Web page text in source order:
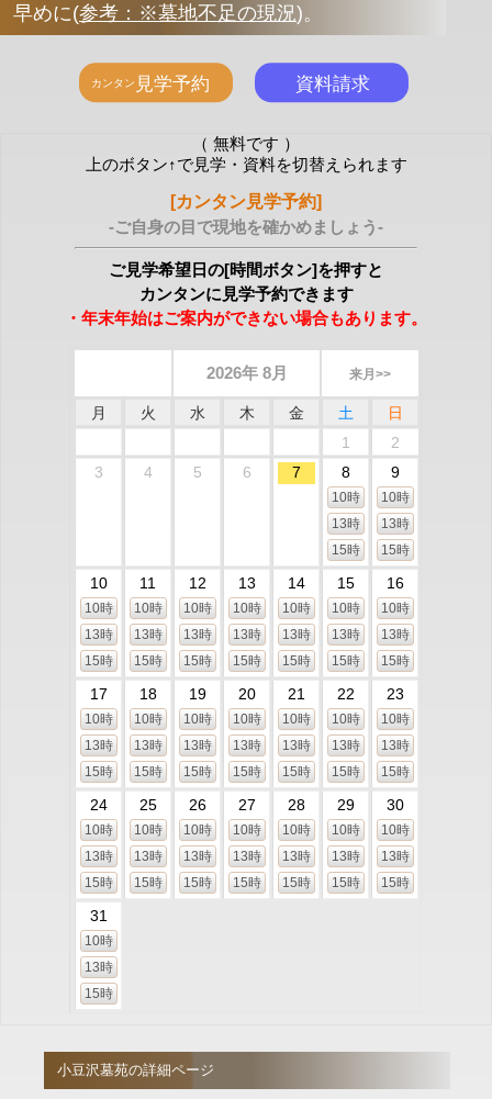
早めに(参考：※墓地不足の現況)。
（ 無料です ）
上のボタン↑で見学・資料を切替えられます
[カンタン見学予約]
-ご自身の目で現地を確かめましょう-
ご見学希望日の[時間ボタン]を押すと
カンタンに見学予約できます
・年末年始はご案内ができない場合もあります。
2026年 8月 来月>>
月 火 水 木 金 土
日
1
2
3
4 5 6 7 8
10時
13時
15時
9
10時
13時
15時
10
10時
13時
15時
11
10時
13時
15時
12
10時
13時
15時
13
10時
13時
15時
14
10時
13時
15時
15
10時
13時
15時
16
10時
13時
15時
17
10時
13時
15時
18
10時
13時
15時
19
10時
13時
15時
20
10時
13時
15時
21
10時
13時
15時
22
10時
13時
15時
23
10時
13時
15時
24
10時
13時
15時
25
10時
13時
15時
26
10時
13時
15時
27
10時
13時
15時
28
10時
13時
15時
29
10時
13時
15時
30
10時
13時
15時
31
10時
13時
15時
小豆沢墓苑の詳細ページ